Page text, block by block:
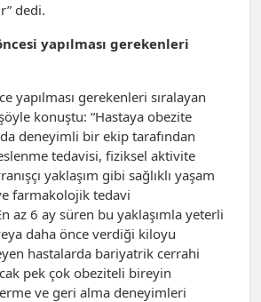
dedi.
yapılması gerekenleri
yapılması gerekenleri sıralayan
konuştu: “Hastaya obezite
deneyimli bir ekip tarafından
tedavisi, fiziksel aktivite
yaklaşım gibi sağlıklı yaşam
farmakolojik tedavi
az 6 ay süren bu yaklaşımla yeterli
daha önce verdiği kiloyu
hastalarda bariyatrik cerrahi
pek çok obeziteli bireyin
ve geri alma deneyimleri